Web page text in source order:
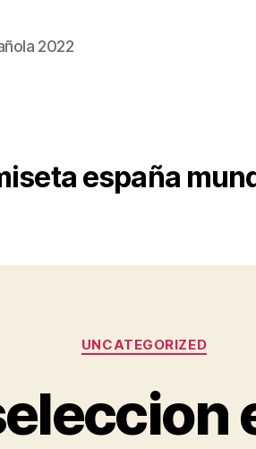
2022
españa
Categorías
UNCATEGORIZED